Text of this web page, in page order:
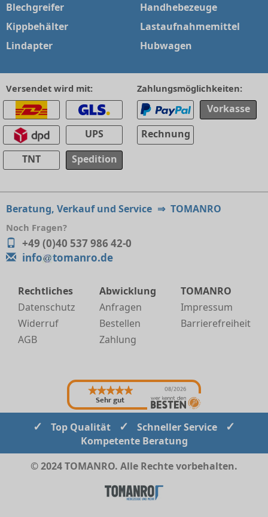
Blechgreifer
Kippbehälter
Lindapter
Handhebezeuge
Lastaufnahmemittel
Hubwagen
Versendet wird mit:
UPS
TNT
Spedition
Zahlungsmöglichkeiten:
Vorkasse
Rechnung
Beratung, Verkauf und Service ⇒ TOMANRO
Noch Fragen?
+49 (0)40 537 986 42-0
info
tomanro.de
Rechtliches
Datenschutz
Widerruf
AGB
Abwicklung
Anfragen
Bestellen
Zahlung
TOMANRO
Impressum
Barrierefreiheit
Sehr gut
08/2026
✓ Top Qualität ✓ Schneller Service ✓
Kompetente Beratung
© 2024 TOMANRO. Alle Rechte vorbehalten.